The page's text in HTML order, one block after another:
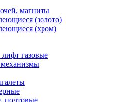
магниты
(золото)
(хром)
газовые
почтовые